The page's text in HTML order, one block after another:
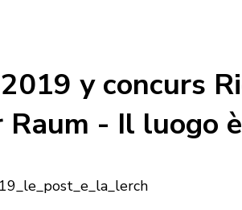
y concurs
Raum - Il luogo